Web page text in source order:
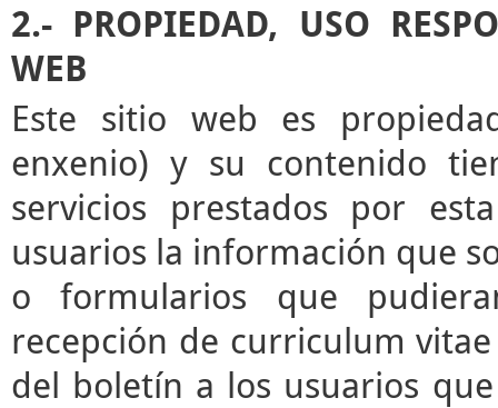
2.- PROPIEDAD, USO
WEB
Este sitio web es
enxenio) y su contenido
servicios prestados por
usuarios la información que
o formularios que
recepción de curriculum
del boletín a los usuarios